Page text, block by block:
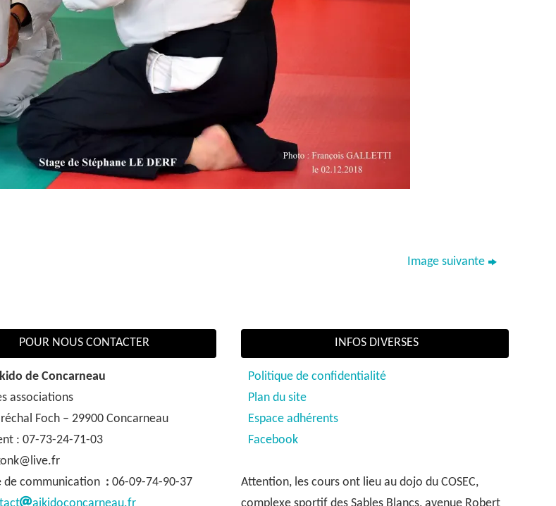
Image suivante
POUR NOUS CONTACTER
de Concarneau
associations
Foch – 29900 Concarneau
: 07-73-24-71-03
de communication : 06-09-74-90-37
INFOS DIVERSES
Politique de confidentialité
Plan du site
Espace adhérents
Facebook
Attention, les cours ont lieu au dojo du COSEC,